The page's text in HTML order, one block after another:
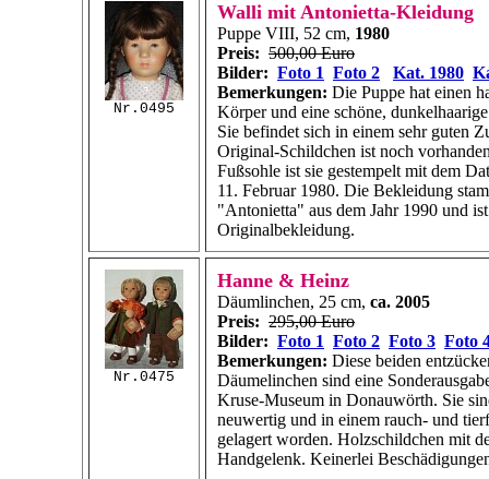
Nr.0495
Walli mit Antonietta-Kleidung
Puppe VIII, 52 cm, 1980
Preis: 500,00 Euro
Bilder: Foto 1 Foto 2 Kat. 1980
Bemerkungen: Die Puppe hat einen
Körper und eine schöne,
Sie befindet sich in einem sehr guten
Original-Schildchen ist noch
Fußsohle ist sie gestempelt mit dem
11. Februar 1980. Die Bekleidung
"Antonietta" aus dem Jahr 1990 und
Originalbekleidung.
Nr.0475
Hanne & Heinz
Däumlinchen, 25 cm, ca. 2005
Preis: 295,00 Euro
Bilder: Foto 1 Foto 2 Foto 3 Foto
Bemerkungen: Diese beiden
Däumelinchen sind eine
Kruse-Museum in Donauwörth. Sie
neuwertig und in einem rauch- und
gelagert worden. Holzschildchen mit
Handgelenk. Keinerlei